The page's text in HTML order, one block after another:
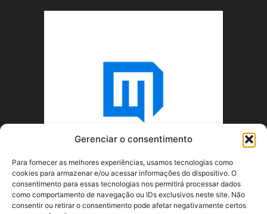
Gerenciar o consentimento
Para fornecer as melhores experiências, usamos tecnologias como
cookies para armazenar e/ou acessar informações do dispositivo. O
consentimento para essas tecnologias nos permitirá processar dados
como comportamento de navegação ou IDs exclusivos neste site. Não
consentir ou retirar o consentimento pode afetar negativamente certos